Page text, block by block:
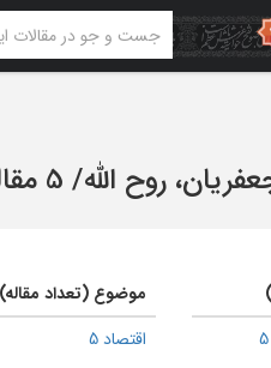
روح الله/ 5 مقاله
موضوع (تعداد مقاله)
اقتصاد 5